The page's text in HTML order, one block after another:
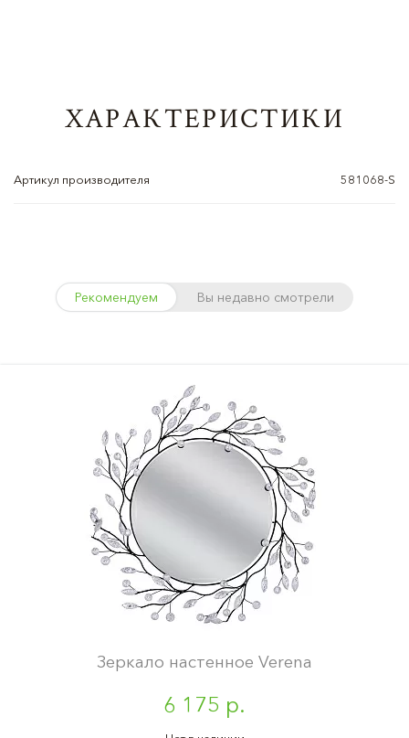
ХАРАКТЕРИСТИКИ
Артикул производителя 581068-S
Рекомендуем Вы недавно смотрели
Зеркало настенное Verena
6 175 р.